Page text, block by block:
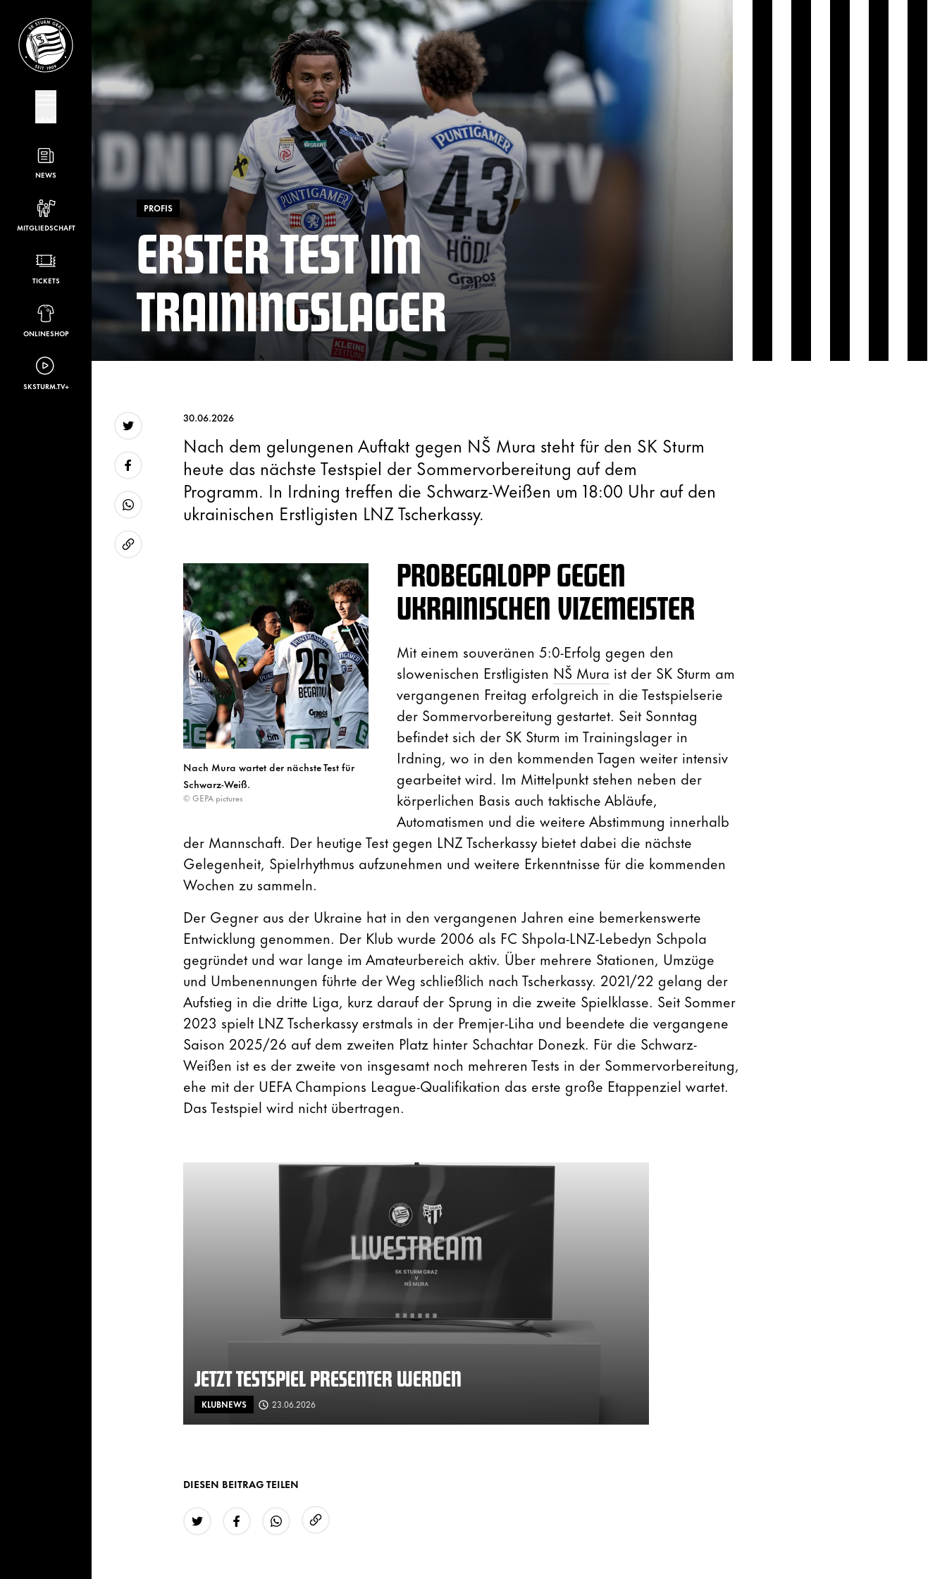
NEWS
MITGLIEDSCHAFT
TICKETS
ONLINESHOP
SKSTURM.TV+
PROFIS
ERSTER TEST IM
TRAININGSLAGER
URL kopieren
30.06.2026
Nach dem gelungenen Auftakt gegen NŠ Mura steht für den SK Sturm
heute das nächste Testspiel der Sommervorbereitung auf dem
Programm. In Irdning treffen die Schwarz-Weißen um 18:00 Uhr auf den
ukrainischen Erstligisten LNZ Tscherkassy.
Nach Mura wartet der nächste Test für
Schwarz-Weiß.
© GEPA pictures
PROBEGALOPP GEGEN
UKRAINISCHEN VIZEMEISTER
Mit einem souveränen 5:0-Erfolg gegen den
slowenischen Erstligisten NŠ Mura ist der SK Sturm am
vergangenen Freitag erfolgreich in die Testspielserie
der Sommervorbereitung gestartet. Seit Sonntag
befindet sich der SK Sturm im Trainingslager in
Irdning, wo in den kommenden Tagen weiter intensiv
gearbeitet wird. Im Mittelpunkt stehen neben der
körperlichen Basis auch taktische Abläufe,
Automatismen und die weitere Abstimmung innerhalb
der Mannschaft. Der heutige Test gegen LNZ Tscherkassy bietet dabei die nächste
Gelegenheit, Spielrhythmus aufzunehmen und weitere Erkenntnisse für die kommenden
Wochen zu sammeln.
Der Gegner aus der Ukraine hat in den vergangenen Jahren eine bemerkenswerte
Entwicklung genommen. Der Klub wurde 2006 als FC Shpola-LNZ-Lebedyn Schpola
gegründet und war lange im Amateurbereich aktiv. Über mehrere Stationen, Umzüge
und Umbenennungen führte der Weg schließlich nach Tscherkassy. 2021/22 gelang der
Aufstieg in die dritte Liga, kurz darauf der Sprung in die zweite Spielklasse. Seit Sommer
2023 spielt LNZ Tscherkassy erstmals in der Premjer-Liha und beendete die vergangene
Saison 2025/26 auf dem zweiten Platz hinter Schachtar Donezk. Für die Schwarz-
Weißen ist es der zweite von insgesamt noch mehreren Tests in der Sommervorbereitung,
ehe mit der UEFA Champions League-Qualifikation das erste große Etappenziel wartet.
Das Testspiel wird nicht übertragen.
JETZT TESTSPIEL PRESENTER WERDEN
KLUBNEWS 23.06.2026
DIESEN BEITRAG TEILEN